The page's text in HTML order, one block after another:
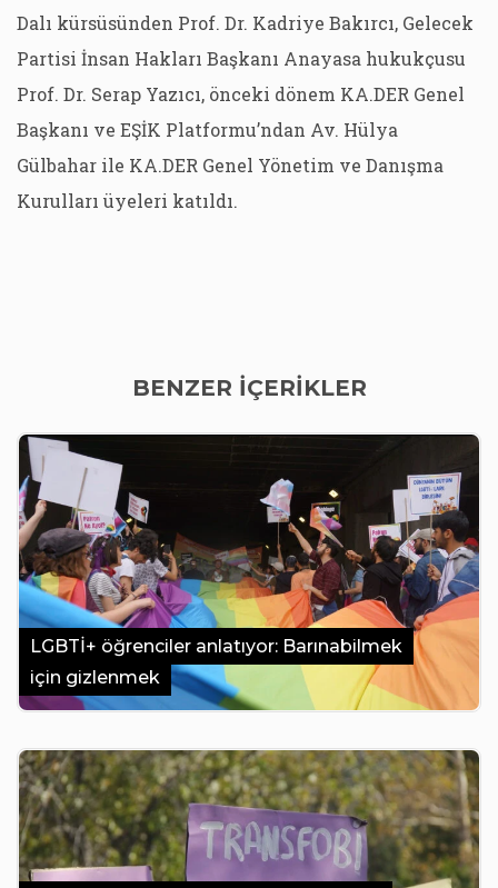
Dalı kürsüsünden Prof. Dr. Kadriye Bakırcı, Gelecek
Partisi İnsan Hakları Başkanı Anayasa hukukçusu
Prof. Dr. Serap Yazıcı, önceki dönem KA.DER Genel
Başkanı ve EŞİK Platformu’ndan Av. Hülya
Gülbahar ile KA.DER Genel Yönetim ve Danışma
Kurulları üyeleri katıldı.
BENZER İÇERİKLER
LGBTİ+ öğrenciler anlatıyor: Barınabilmek
için gizlenmek